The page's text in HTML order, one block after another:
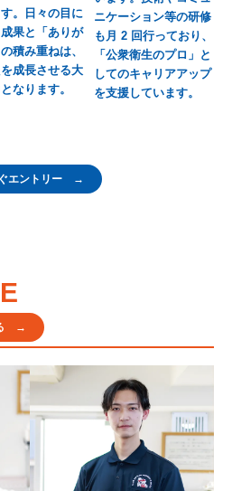
。日々の目に
果と「ありが
積み重ねは、
成長させる大
なります。
ニケーション等の研修
も月 2 回行っており、
「公衆衛生のプロ」と
してのキャリアアップ
を支援しています。
エントリー →
→